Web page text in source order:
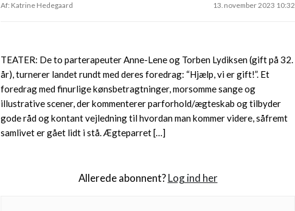
Af: Katrine Hedegaard 13. november 2023 10:32
TEATER: De to parterapeuter Anne-Lene og Torben Lydiksen (gift på 32.
år), turnerer landet rundt med deres foredrag: “Hjælp, vi er gift!”. Et
foredrag med finurlige kønsbetragtninger, morsomme sange og
illustrative scener, der kommenterer parforhold/ægteskab og tilbyder
gode råd og kontant vejledning til hvordan man kommer videre, såfremt
samlivet er gået lidt i stå. Ægteparret […]
Allerede abonnent?Log ind her